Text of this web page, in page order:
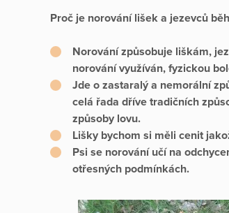
Proč je norování lišek a jezevců
Norování způsobuje liškám,
norování využíván, fyzickou
Jde o zastaralý a nemorální
celá řada dříve tradičních
způsoby lovu.
Lišky bychom si měli cenit
Psi se norování učí na
otřesných podmínkách.